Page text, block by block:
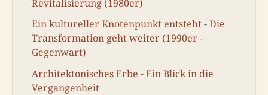
Revitalisierung (1980er)
Ein kultureller Knotenpunkt entsteht - Die
Transformation geht weiter (1990er -
Gegenwart)
Architektonisches Erbe - Ein Blick in die
Vergangenheit